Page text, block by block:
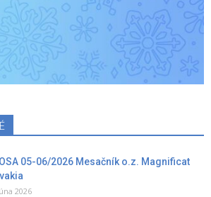
05-06/2026 Mesačník o.z. Magnificat
2026